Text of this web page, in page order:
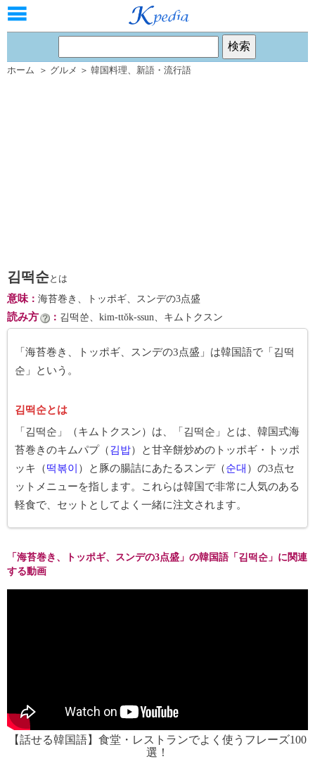
ホーム ＞ グルメ ＞ 韓国料理、 新語・流行語
김떡순とは
意味： 海苔巻き、トッポギ、スンデの3点盛
読み方 ： 김떡쑨、kim-ttŏk-ssun、キムトクスン
「海苔巻き、トッポギ、スンデの3点盛」は韓国語で「김떡
순」という。
김떡순とは
「김떡순」（キムトクスン）は、「김떡순」とは、韓国式海
苔巻きのキムパプ（김밥）と甘辛餅炒めのトッポギ・トッポ
ッキ（떡볶이 ）と豚の腸詰にあたるスンデ（순대 ）の3点セ
ットメニューを指します。これらは韓国で非常に人気のある
軽食で、セットとしてよく一緒に注文されます。
「海苔巻き、トッポギ、スンデの3点盛」の韓国語「김떡순」に関連
する動画
【話せる韓国語】食堂・レストランでよく使うフレーズ100
選！